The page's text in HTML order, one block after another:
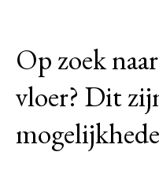
Op zoek
vloer? Dit